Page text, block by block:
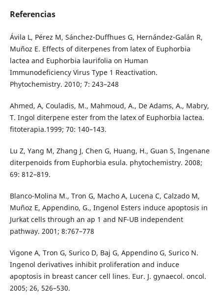
Referencias
Ávila L, Pérez M, Sánchez-Duffhues G, Hernández-Galán R,
Muñoz E. Effects of diterpenes from latex of Euphorbia
lactea and Euphorbia laurifolia on Human
Immunodeficiency Virus Type 1 Reactivation.
Phytochemistry. 2010; 7: 243–248
Ahmed, A, Couladis, M., Mahmoud, A., De Adams, A., Mabry,
T. Ingol diterpene ester from the latex of Euphorbia lactea.
fitoterapia.1999; 70: 140–143.
Lu Z, Yang M, Zhang J, Chen G, Huang, H., Guan S, Ingenane
diterpenoids from Euphorbia esula. phytochemistry. 2008;
69: 812–819.
Blanco-Molina M., Tron G, Macho A, Lucena C, Calzado M,
Muñoz E, Appendino, G., Ingenol Esters induce apoptosis in
Jurkat cells through an ap 1 and NF-UB independent
pathway. 2001; 8:767–778
Vigone A, Tron G, Surico D, Baj G, Appendino G, Surico N.
Ingenol derivatives inhibit proliferation and induce
apoptosis in breast cancer cell lines. Eur. J. gynaecol. oncol.
2005; 26, 526–530.